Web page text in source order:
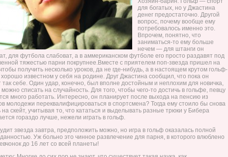
для богатых, но у Джастина
денег предостаточно. Другой
вопрос, почему вообще ему
потребовалось именно это.
Впрочем, понятно, что
заниматься-то ему больше
нечем — для штанги он
для футбола слабоват, а в аммериканском футболе его просто раздавят под
тяжестью парни покрупнее.Вместе с приятелем поп-звезда пришел на
получить несколько уроков, да не где-нибудь, а в настоящем крутом гольф-
хорошо известном у себя на родине. Друг Джастина сообщил, что пока он
так себе. Один удар, конечно, был вполне достойным и неплохим для новичка,
можно списать на случайность. Для того, чтобы чего-то достичь в гольфе, певцу
много работать. Интересно, он планирует после выхода на пенсию из
молодежи переквалифицироваться в спортсмена? Тогда ему стоило бы снова
на скейт, учитывая то, что кататься и выделывать разные трюки у Бибера
гораздо лучше, нежели играть в гольф.
звезда завтра, предположить можно, но игра в гольф оказалась полной
Уж больно это чинное развлечение для парня, в которого влюблено
до 16 лет со всей планеты!